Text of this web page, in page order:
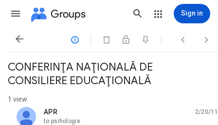
Groups Sign in
   
CONFERINŢA NAŢIONALĂ DE
CONSILIERE EDUCAŢIONALĂ
1 view
APR
unread,
2/20/11
to psihologie